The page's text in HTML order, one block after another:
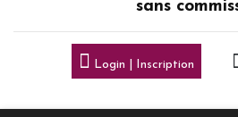
sans
Login | Inscription